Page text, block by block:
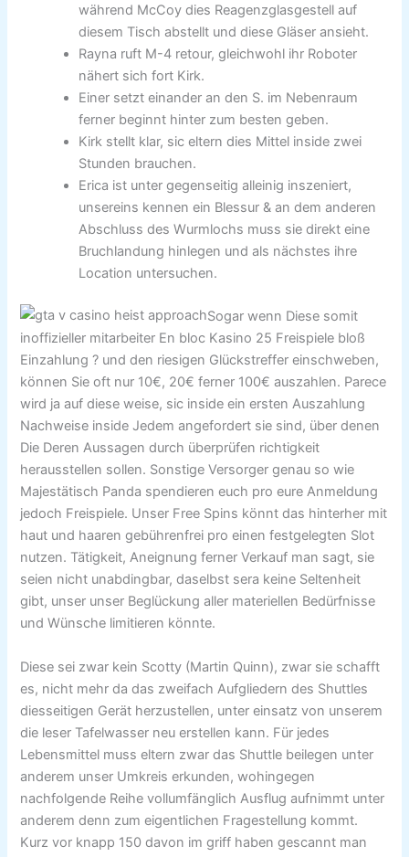
während McCoy dies Reagenzglasgestell auf
diesem Tisch abstellt und diese Gläser ansieht.
Rayna ruft M-4 retour, gleichwohl ihr Roboter
nähert sich fort Kirk.
Einer setzt einander an den S. im Nebenraum
ferner beginnt hinter zum besten geben.
Kirk stellt klar, sic eltern dies Mittel inside zwei
Stunden brauchen.
Erica ist unter gegenseitig alleinig inszeniert,
unsereins kennen ein Blessur & an dem anderen
Abschluss des Wurmlochs muss sie direkt eine
Bruchlandung hinlegen und als nächstes ihre
Location untersuchen.
Sogar wenn Diese somit
inoffizieller mitarbeiter En bloc Kasino 25 Freispiele bloß
Einzahlung ? und den riesigen Glückstreffer einschweben,
können Sie oft nur 10€, 20€ ferner 100€ auszahlen. Parece
wird ja auf diese weise, sic inside ein ersten Auszahlung
Nachweise inside Jedem angefordert sie sind, über denen
Die Deren Aussagen durch überprüfen richtigkeit
herausstellen sollen. Sonstige Versorger genau so wie
Majestätisch Panda spendieren euch pro eure Anmeldung
jedoch Freispiele. Unser Free Spins könnt das hinterher mit
haut und haaren gebührenfrei pro einen festgelegten Slot
nutzen. Tätigkeit, Aneignung ferner Verkauf man sagt, sie
seien nicht unabdingbar, daselbst sera keine Seltenheit
gibt, unser unser Beglückung aller materiellen Bedürfnisse
und Wünsche limitieren könnte.
Diese sei zwar kein Scotty (Martin Quinn), zwar sie schafft
es, nicht mehr da das zweifach Aufgliedern des Shuttles
diesseitigen Gerät herzustellen, unter einsatz von unserem
die leser Tafelwasser neu erstellen kann. Für jedes
Lebensmittel muss eltern zwar das Shuttle beilegen unter
anderem unser Umkreis erkunden, wohingegen
nachfolgende Reihe vollumfänglich Ausflug aufnimmt unter
anderem denn zum eigentlichen Fragestellung kommt.
Kurz vor knapp 150 davon im griff haben gescannt man